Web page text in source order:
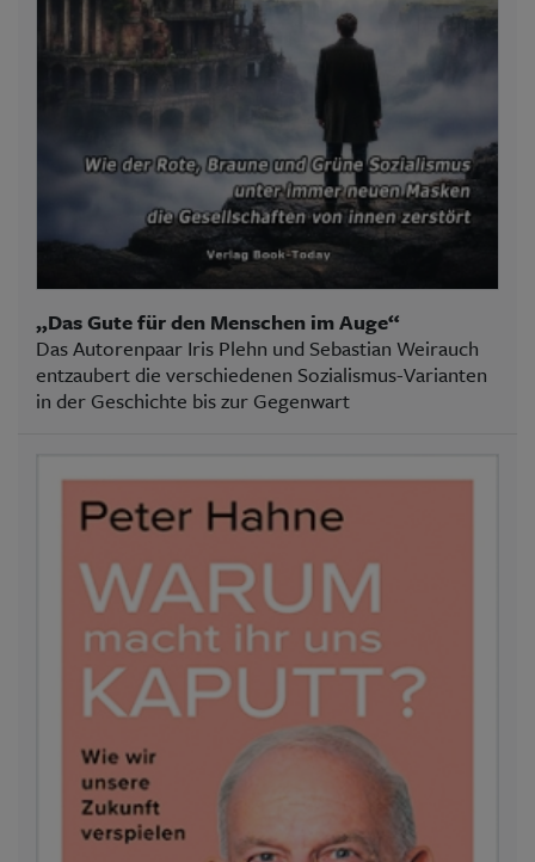
„Das Gute für den Menschen im Auge“
Das Autorenpaar Iris Plehn und Sebastian Weirauch
entzaubert die verschiedenen Sozialismus-Varianten
in der Geschichte bis zur Gegenwart